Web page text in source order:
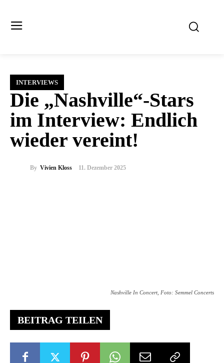
INTERVIEWS
Die „Nashville“-Stars
im Interview: Endlich
wieder vereint!
By Vivien Kloss 11. Dezember 2025
Nashville In Concert, Foto: Semmel Concerts
BEITRAG TEILEN